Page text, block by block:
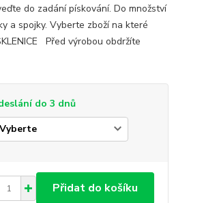
do zadání pískování. Do množství
a spojky. Vyberte zboží na které
Před výrobou obdržíte
do 3 dnů
Přidat do košíku